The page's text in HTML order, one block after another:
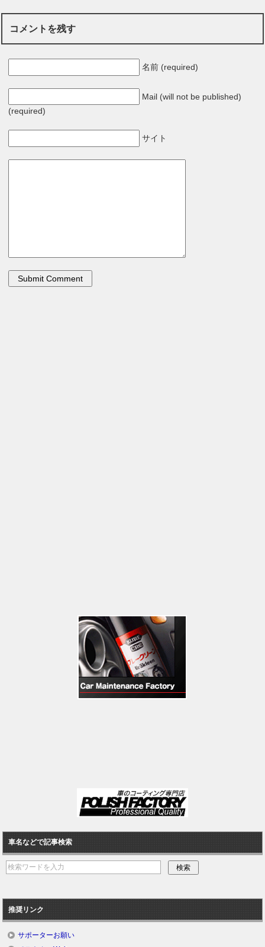
コメントを残す
名前 (required)
Mail (will not be published)
(required)
サイト
車名などで記事検索
推奨リンク
サポーターお願い